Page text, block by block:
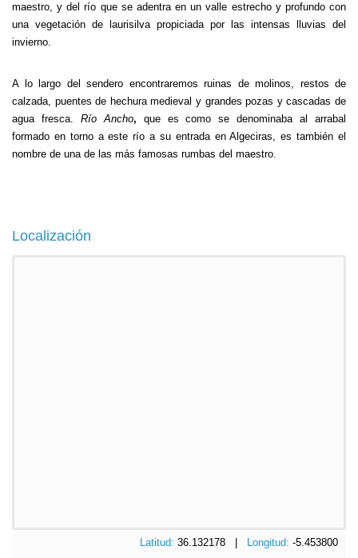
maestro, y del río que se adentra en un valle estrecho y profundo con
una vegetación de laurisilva propiciada por las intensas lluvias del
invierno.
A lo largo del sendero encontraremos ruinas de molinos, restos de
calzada, puentes de hechura medieval y grandes pozas y cascadas de
agua fresca. Río Ancho, que es como se denominaba al arrabal
formado en torno a este río a su entrada en Algeciras, es también el
nombre de una de las más famosas rumbas del maestro.
Localización
Latitud: 36.132178 | Longitud: -5.453800